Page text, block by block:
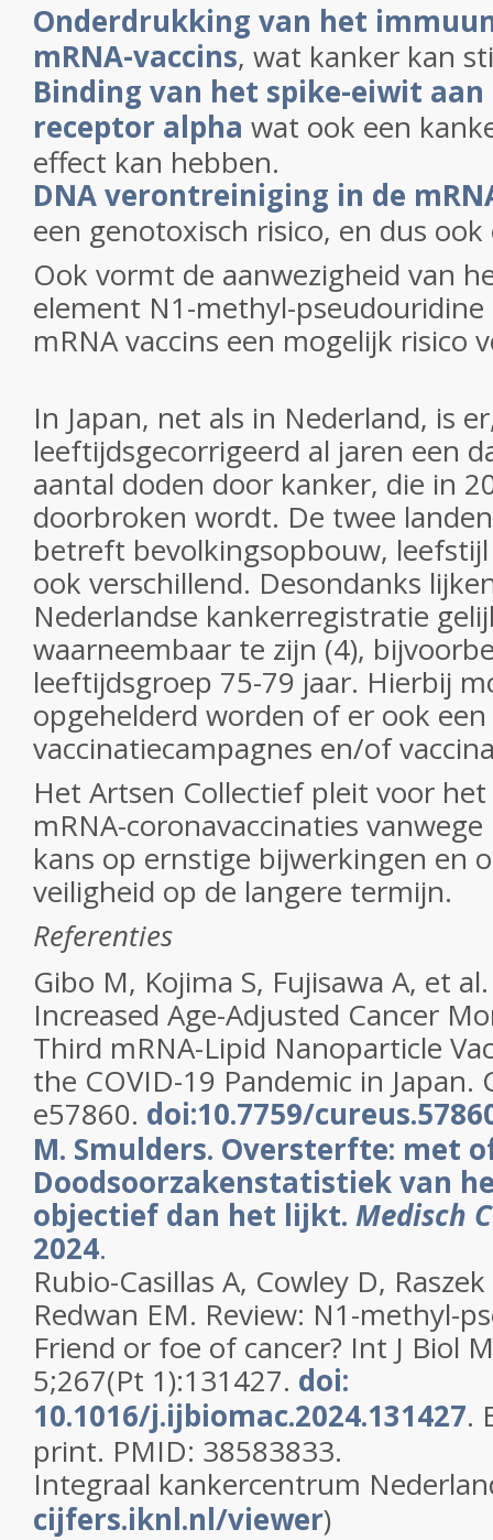
Onderdrukking van het
mRNA-vaccins, wat kanker kan
Binding van het spike-eiwit aan
receptor alpha wat ook een
effect kan hebben.
DNA verontreiniging in de
een genotoxisch risico, en dus
Ook vormt de aanwezigheid van
element N1-methyl-
mRNA vaccins een mogelijk risico
In Japan, net als in Nederland, is
leeftijdsgecorrigeerd al jaren een
aantal doden door kanker, die in
doorbroken wordt. De twee
betreft bevolkingsopbouw,
ook verschillend. Desondanks
Nederlandse kankerregistratie
waarneembaar te zijn (4),
leeftijdsgroep 75-79 jaar. Hierbij
opgehelderd worden of er ook
vaccinatiecampagnes en/of
Het Artsen Collectief pleit voor
mRNA-coronavaccinaties
kans op ernstige bijwerkingen en
veiligheid op de langere termijn.
Referenties
Gibo M, Kojima S, Fujisawa A, et
Increased Age-Adjusted Cancer
Third mRNA-Lipid Nanoparticle
the COVID-19 Pandemic in Japan.
e57860. doi:10.7759/
M. Smulders. Oversterfte: met
Doodsoorzakenstatistiek van
objectief dan het lijkt. Medisch
2024.
Rubio-Casillas A, Cowley D,
Redwan EM. Review: N1-methyl-
Friend or foe of cancer? Int J Biol
5;267(Pt 1):131427. doi:
10.1016/j.ijbiomac.2024.131427.
print. PMID: 38583833.
Integraal kankercentrum
cijfers.iknl.nl/viewer)